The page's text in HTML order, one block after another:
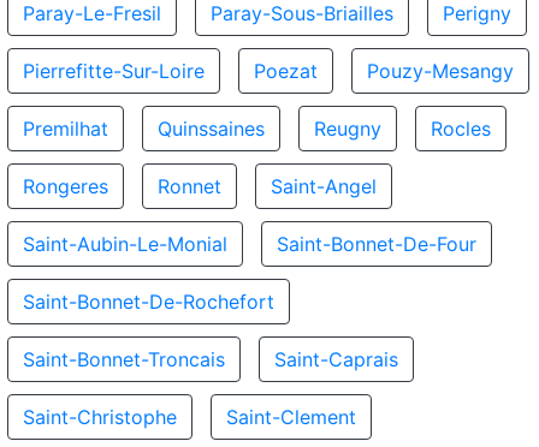
Paray-Le-Fresil Paray-Sous-Briailles Perigny
Pierrefitte-Sur-Loire Poezat Pouzy-Mesangy
Premilhat Quinssaines Reugny Rocles
Rongeres Ronnet Saint-Angel
Saint-Aubin-Le-Monial Saint-Bonnet-De-Four
Saint-Bonnet-De-Rochefort
Saint-Bonnet-Troncais Saint-Caprais
Saint-Christophe Saint-Clement